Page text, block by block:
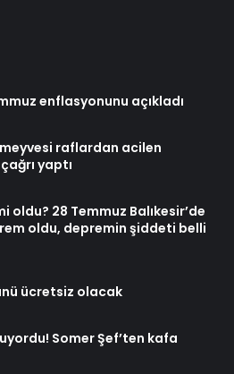
enflasyonunu açıkladı
raflardan acilen
yaptı
oldu? 28 Temmuz Balıkesir’de
oldu, depremin şiddeti belli
ücretsiz olacak
Somer Şef’ten kafa